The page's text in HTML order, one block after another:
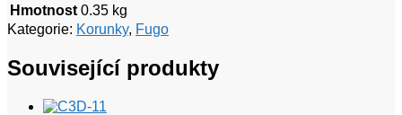
Hmotnost 0.35 kg
Kategorie: Korunky, Fugo
Související produkty